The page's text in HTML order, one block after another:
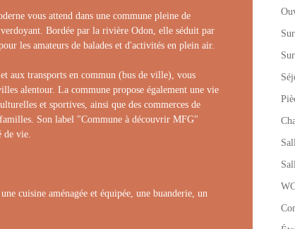
vous attend dans une commune pleine de
Bordée par la rivière Odon, elle séduit par
les amateurs de balades et d'activités en plein air.
aux transports en commun (bus de ville), vous
alentour. La commune propose également une vie
et sportives, ainsi que des commerces de
Son label "Commune à découvrir MFG"
de vie.
cuisine aménagée et équipée, une buanderie, un